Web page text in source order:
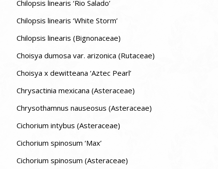
Chilopsis linearis ‘Rio Salado’
Chilopsis linearis ‘White Storm’
Chilopsis linearis (Bignonaceae)
Choisya dumosa var. arizonica (Rutaceae)
Choisya x dewitteana ‘Aztec Pearl’
Chrysactinia mexicana (Asteraceae)
Chrysothamnus nauseosus (Asteraceae)
Cichorium intybus (Asteraceae)
Cichorium spinosum ‘Max’
Cichorium spinosum (Asteraceae)